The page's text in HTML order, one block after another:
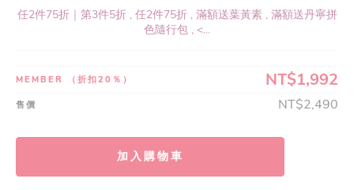
任2件75折｜第3件5折 , 任2件75折 , 滿額送葉黃素 , 滿額送丹寧拼
色隨行包 , <...
MEMBER （折扣20％） NT$1,992
售價 NT$2,490
加入購物車